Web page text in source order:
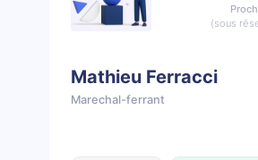
(sous
Mathieu Ferracci
Marechal-ferrant